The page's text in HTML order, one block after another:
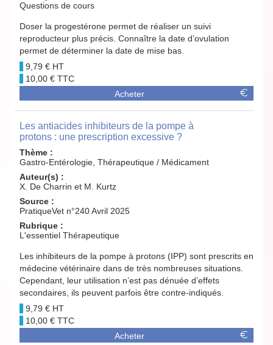
Questions de cours
Doser la progestérone permet de réaliser un suivi
reproducteur plus précis. Connaître la date d’ovulation
permet de déterminer la date de mise bas.
9,79 €
10,00 €
Acheter
Les antiacides inhibiteurs de la pompe à
protons : une prescription excessive ?
Thème :
Gastro-Entérologie, Thérapeutique / Médicament
Auteur(s) :
X. De Charrin et M. Kurtz
Source :
PratiqueVet n°240 Avril 2025
Rubrique :
L'essentiel Thérapeutique
Les inhibiteurs de la pompe à protons (IPP) sont prescrits en
médecine vétérinaire dans de très nombreuses situations.
Cependant, leur utilisation n’est pas dénuée d’effets
secondaires, ils peuvent parfois être contre-indiqués.
9,79 €
10,00 €
Acheter